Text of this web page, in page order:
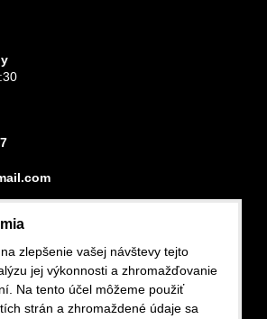
zlepšenie vašej návštevy tejto
jej výkonnosti a zhromažďovanie
Na tento účel môžeme použiť
strán a zhromaždené údaje sa